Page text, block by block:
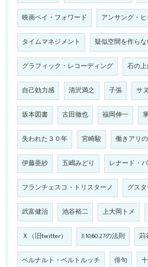
映画ペイ・フォワード アンサング・
タイムマネジメント 疑似空間を作ら
グラフィック・レコーディング 石の
自己効力感 清沢満之 子張 サ
坂本図書 古田徹也 福岡伸一
失われた３０年 宮崎駿 働きアリ
伊藤亜紗 五嶋みどり レナード・
フランチェスコ・トリスターノ グス
武富健治 池谷裕二 上大岡トメ
Ｘ（旧twitter） 3:10:60:27の法則 苅
ベルナルト・ベルトルッチ 俳句